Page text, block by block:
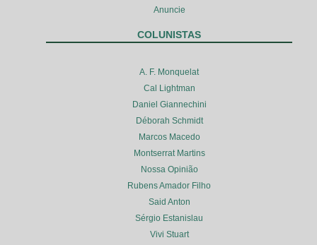
Anuncie
COLUNISTAS
A. F. Monquelat
Cal Lightman
Daniel Giannechini
Déborah Schmidt
Marcos Macedo
Montserrat Martins
Nossa Opinião
Rubens Amador Filho
Said Anton
Sérgio Estanislau
Vivi Stuart